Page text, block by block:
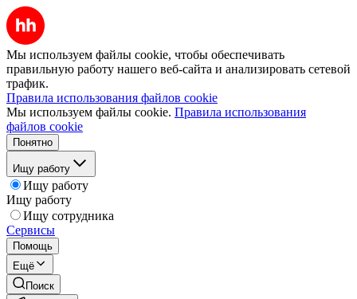
Мы используем файлы cookie, чтобы обеспечивать
правильную работу нашего веб-сайта и анализировать сетевой
трафик.
Правила использования файлов cookie
Мы используем файлы cookie. Правила использования
файлов cookie
Понятно
Ищу работу
Ищу работу
Ищу работу
Ищу сотрудника
Сервисы
Помощь
Ещё
Поиск